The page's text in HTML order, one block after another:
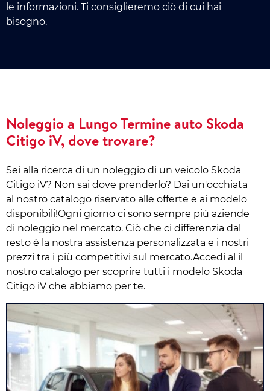
le informazioni. Ti consiglieremo ciò di cui hai
bisogno.
Noleggio a Lungo Termine auto Skoda
Citigo iV, dove trovare?
Sei alla ricerca di un noleggio di un veicolo Skoda
Citigo iV? Non sai dove prenderlo? Dai un'occhiata
al nostro catalogo riservato alle offerte e ai modelo
disponibili!Ogni giorno ci sono sempre più aziende
di noleggio nel mercato. Ciò che ci differenzia dal
resto è la nostra assistenza personalizzata e i nostri
prezzi tra i più competitivi sul mercato.Accedi al il
nostro catalogo per scoprire tutti i modelo Skoda
Citigo iV che abbiamo per te.